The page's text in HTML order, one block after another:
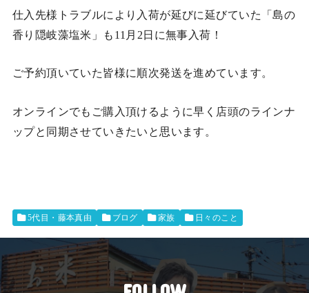
仕入先様トラブルにより入荷が延びに延びていた「島の
香り隠岐藻塩米」も11月2日に無事入荷！
ご予約頂いていた皆様に順次発送を進めています。
オンラインでもご購入頂けるように早く店頭のラインナ
ップと同期させていきたいと思います。
5代目・藤本真由 ブログ 家族 日々のこと